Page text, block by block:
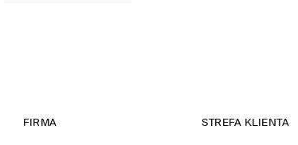
FIRMA STREFA KLIENTA